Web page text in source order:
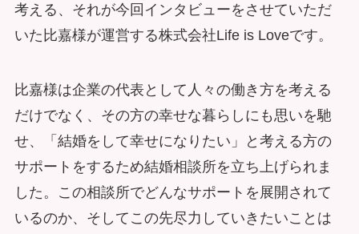
考える、それが今回インタビューをさせていただ
いた比嘉様が運営する株式会社Life is Loveです。
比嘉様は企業の代表として人々の働き方を考える
だけでなく、その方の幸せな暮らしにも思いを馳
せ、「結婚をして幸せになりたい」と考える方の
サポートをするため結婚相談所を立ち上げられま
した。この相談所でどんなサポートを展開されて
いるのか、そしてこの先尽力していきたいことは